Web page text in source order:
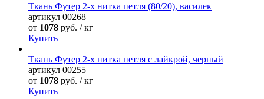
Ткань Футер 2-х нитка петля (80/20), василек
артикул 00268
от 1078 руб. / кг
Купить
Ткань Футер 2-х нитка петля с лайкрой, черный
артикул 00255
от 1078 руб. / кг
Купить